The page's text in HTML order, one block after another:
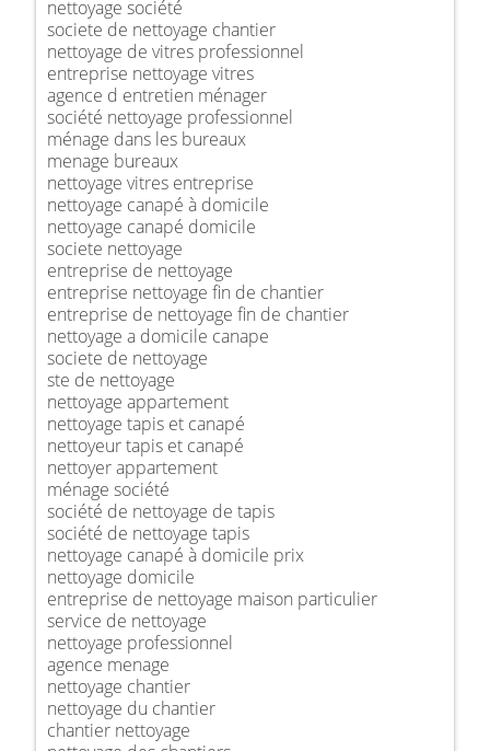
nettoyage société
societe de nettoyage chantier
nettoyage de vitres professionnel
entreprise nettoyage vitres
agence d entretien ménager
société nettoyage professionnel
ménage dans les bureaux
menage bureaux
nettoyage vitres entreprise
nettoyage canapé à domicile
nettoyage canapé domicile
societe nettoyage
entreprise de nettoyage
entreprise nettoyage fin de chantier
entreprise de nettoyage fin de chantier
nettoyage a domicile canape
societe de nettoyage
ste de nettoyage
nettoyage appartement
nettoyage tapis et canapé
nettoyeur tapis et canapé
nettoyer appartement
ménage société
société de nettoyage de tapis
société de nettoyage tapis
nettoyage canapé à domicile prix
nettoyage domicile
entreprise de nettoyage maison particulier
service de nettoyage
nettoyage professionnel
agence menage
nettoyage chantier
nettoyage du chantier
chantier nettoyage